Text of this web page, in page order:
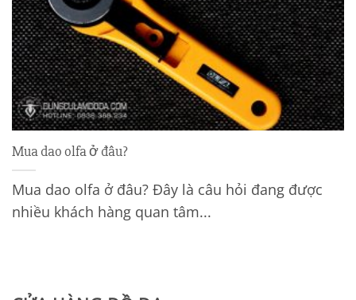
Mua dao olfa ở đâu?
Mua dao olfa ở đâu? Đây là câu hỏi đang được
nhiều khách hàng quan tâm...